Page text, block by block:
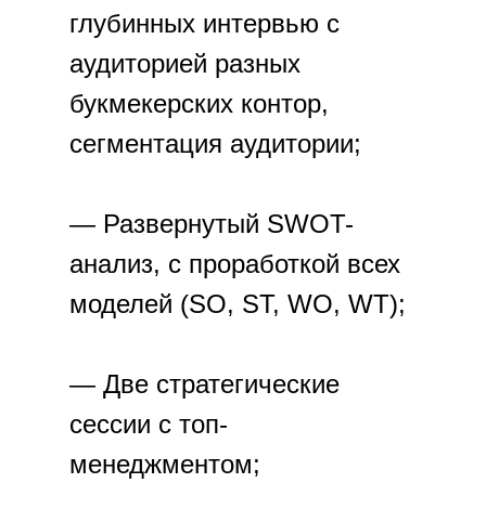
глубинных интервью с
аудиторией разных
букмекерских контор,
сегментация аудитории;
— Развернутый SWOT-
анализ, с проработкой всех
моделей (SO, ST, WO, WT);
— Две стратегические
сессии с топ-
менеджментом;